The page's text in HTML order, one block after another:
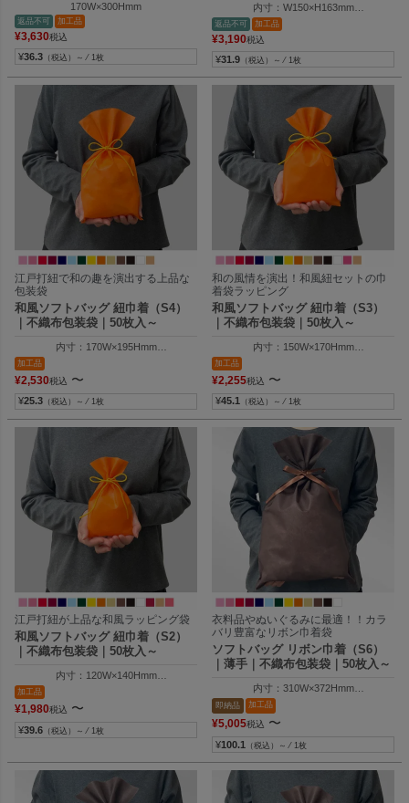
170W×300Hmm
返品不可 加工品
¥3,630税込
¥36.3 （税込）～ ⁄ 1枚
内寸：W150×H163mm
外寸：W150×H250mm
返品不可 加工品
¥3,190税込
¥31.9 （税込）～ ⁄ 1枚
江戸打紐で和の趣を演出する上品な
包装袋
和風ソフトバッグ 紐巾着（S4）
｜不織布包装袋｜50枚入～
内寸：170W×195Hmm
加工品
¥2,530税込 〜
¥25.3 （税込）～ ⁄ 1枚
和の風情を演出！和風紐セットの巾
着袋ラッピング
和風ソフトバッグ 紐巾着（S3）
｜不織布包装袋｜50枚入～
内寸：150W×170Hmm
加工品
¥2,255税込 〜
¥45.1 （税込）～ ⁄ 1枚
江戸打紐が上品な和風ラッピング袋
和風ソフトバッグ 紐巾着（S2）
｜不織布包装袋｜50枚入～
内寸：120W×140Hmm
加工品
¥1,980税込 〜
¥39.6 （税込）～ ⁄ 1枚
衣料品やぬいぐるみに最適！！カラ
バリ豊富なリボン巾着袋
ソフトバッグ リボン巾着（S6）
｜薄手｜不織布包装袋｜50枚入～
内寸：310W×372Hmm
外寸：310W×500Hmm
即納品 加工品
¥5,005税込 〜
¥100.1 （税込）～ ⁄ 1枚